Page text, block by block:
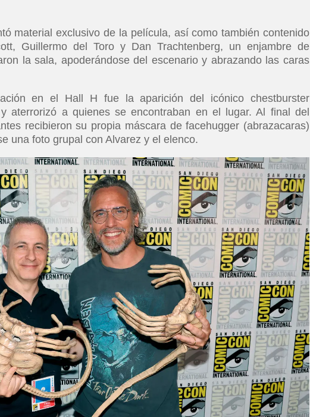
material exclusivo de la película, así como también contenido
Guillermo del Toro y Dan Trachtenberg, un enjambre de
la sala, apoderándose del escenario y abrazando las caras
en el Hall H fue la aparición del icónico chestburster
aterrorizó a quienes se encontraban en el lugar. Al final del
recibieron su propia máscara de facehugger (abrazacaras)
una foto grupal con Alvarez y el elenco.